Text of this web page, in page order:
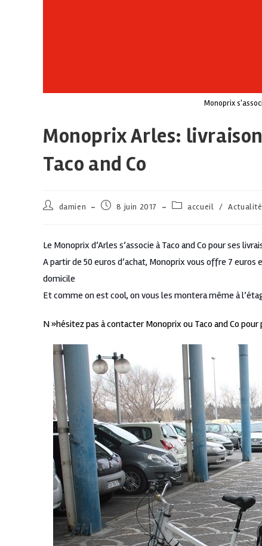
Monoprix
Monoprix Arles:
Taco and Co
damien 8 juin 2017 accueil /
Le Monoprix d’Arles s’associe à Taco and Co pour ses
A partir de 50 euros d’achat, Monoprix vous offre 7
domicile
Et comme on est cool, on vous les montera même à
N »hésitez pas à contacter Monoprix ou Taco and Co